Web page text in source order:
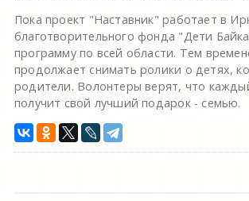
Пока проект "Наставник" работает в
благотворительного фонда "Дети
программу по всей области. Тем
продолжает снимать ролики о детях,
родители. Волонтеры верят, что
получит свой лучший подарок - семью.